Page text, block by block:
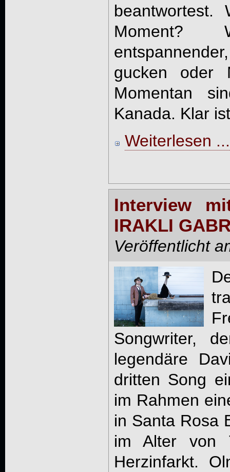
gucken oder
Momentan
Kanada. Klar
Weiterlesen ...
Interview
IRAKLI
Veröffentlicht
Songwriter,
legendäre
dritten Song
im Rahmen
in Santa Rosa
im Alter von
Herzinfarkt.